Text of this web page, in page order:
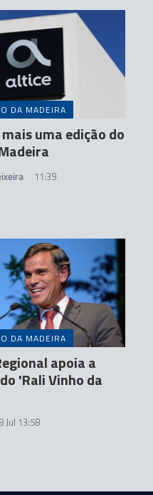
DA MADEIRA
uma edição do
11:39
DA MADEIRA
apoia a
'Rali Vinho da
Jul 13:58